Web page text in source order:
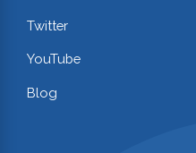
Twitter
YouTube
Blog